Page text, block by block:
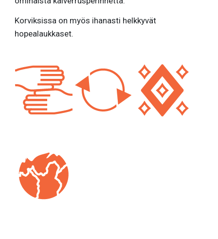
Korviksissa on myös ihanasti helkkyvät
hopealaukkaset.